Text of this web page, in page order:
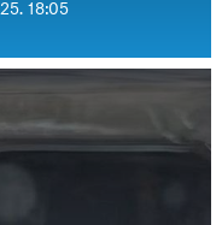
18:05